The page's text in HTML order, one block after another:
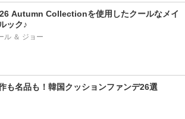
Autumn Collectionを使用したクールなメイ
ック♪
ル ＆ ジョー
も名品も！韓国クッションファンデ26選